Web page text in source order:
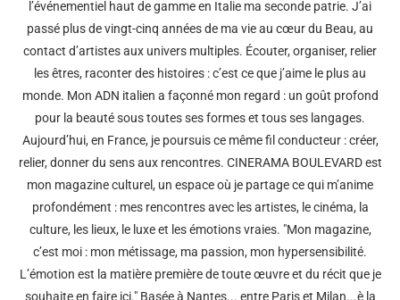
l’événementiel haut de gamme en Italie ma seconde patrie. J’ai
passé plus de vingt-cinq années de ma vie au cœur du Beau, au
contact d’artistes aux univers multiples. Écouter, organiser, relier
les êtres, raconter des histoires : c’est ce que j’aime le plus au
monde. Mon ADN italien a façonné mon regard : un goût profond
pour la beauté sous toutes ses formes et tous ses langages.
Aujourd’hui, en France, je poursuis ce même fil conducteur : créer,
relier, donner du sens aux rencontres. CINERAMA BOULEVARD est
mon magazine culturel, un espace où je partage ce qui m’anime
profondément : mes rencontres avec les artistes, le cinéma, la
culture, les lieux, le luxe et les émotions vraies. "Mon magazine,
c’est moi : mon métissage, ma passion, mon hypersensibilité.
L’émotion est la matière première de toute œuvre et du récit que je
souhaite en faire ici." Basée à Nantes... entre Paris et Milan...è la